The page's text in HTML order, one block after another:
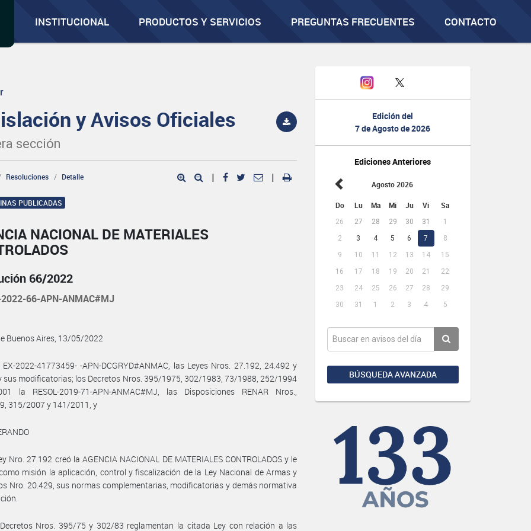
INSTITUCIONAL PRODUCTOS Y SERVICIOS PREGUNTAS FRECUENTES CONTACTO
Edición del
7 de Agosto de 2026
Ediciones Anteriores
Agosto 2026
Do Lu Ma Mi Ju Vi Sa
26 27 28 29 30 31
1
2
3 4 5 6 7
8
9
10 11 12 13 14
15
16
17 18 19 20 21
22
23
24 25 26 27 28
29
30
31 1 2 3 4 5
BÚSQUEDA AVANZADA
y Avisos Oficiales
sección
Resoluciones Detalle | |
PUBLICADAS
NACIONAL DE MATERIALES
66/2022
2022-66-APN-ANMAC#MJ
Buenos Aires, 13/05/2022
EX-2022-41773459- -APN-DCGRYD#ANMAC, las Leyes Nros. 27.192, 24.492 y
sus modificatorias; los Decretos Nros. 395/1975, 302/1983, 73/1988, 252/1994
la RESOL-2019-71-APN-ANMAC#MJ, las Disposiciones RENAR Nros.,
315/2007 y 141/2011, y
Nro. 27.192 creó la AGENCIA NACIONAL DE MATERIALES CONTROLADOS y le
misión la aplicación, control y fiscalización de la Ley Nacional de Armas y
Nro. 20.429, sus normas complementarias, modificatorias y demás normativa
Nros. 395/75 y 302/83 reglamentan la citada Ley con relación a las